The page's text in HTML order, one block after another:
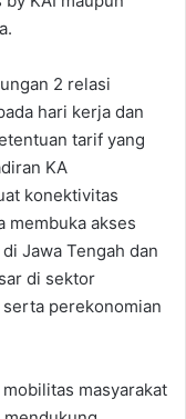
2 relasi
hari kerja dan
tarif yang
KA
konektivitas
membuka akses
Jawa Tengah dan
di sektor
perekonomian
masyarakat